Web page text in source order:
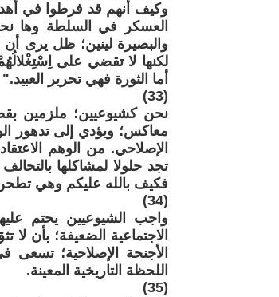
وكيف أنهم قد فرطوا في
العسكر في السلطة وها
والبصيرة لينين؛ ظل يرى
لكنها لا تقضي على
أما الثورة فهي تحرير العبيد."
(33)
نحن كشيوعيين؛ ملزمين
معاكس؛ ويؤدي إلى تدهور
الإصلاحي. من الوهم
تجد حلولا لمشاكلها
فكيف بالله عليكم وهي
(34)
واجب الشيوعيين يحتم
الاجتماعية الضعيفة؛ بأن
الأجنحة الإصلاحية؛
اللحظة التاريخية المعينة.
(35)